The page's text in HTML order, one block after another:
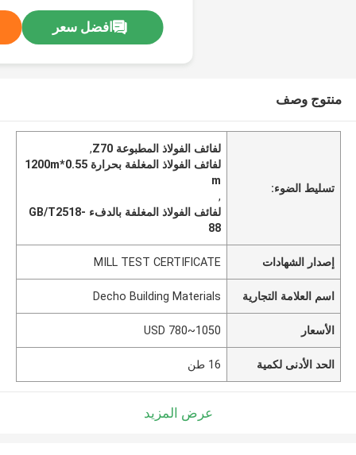
افضل سعر
منتوج وصف
تسليط الضوء:
لفائف الفولاذ المطبوعة Z70
,
لفائف الفولاذ المغلفة بحرارة 0.55*1200m
m
,
لفائف الفولاذ المغلفة بالدفء GB/T2518-
88
إصدار الشهادات MILL TEST CERTIFICATE
اسم العلامة التجارية Decho Building Materials
الأسعار USD 780~1050
الحد الأدنى لكمية 16 طن
عرض المزيد